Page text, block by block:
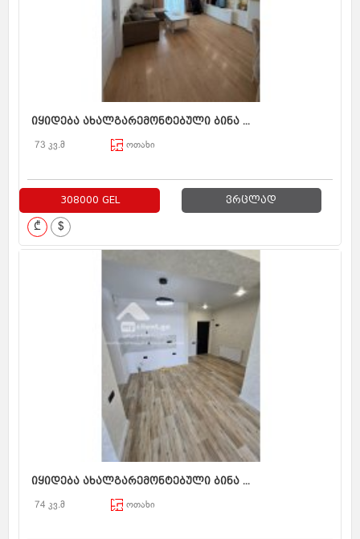
იყიდება ახალგარემონტებული ბინა ...
73 კვ.მ ოთახი
308000 GEL ვრცლად
₾ $
იყიდება ახალგარემონტებული ბინა ...
74 კვ.მ ოთახი